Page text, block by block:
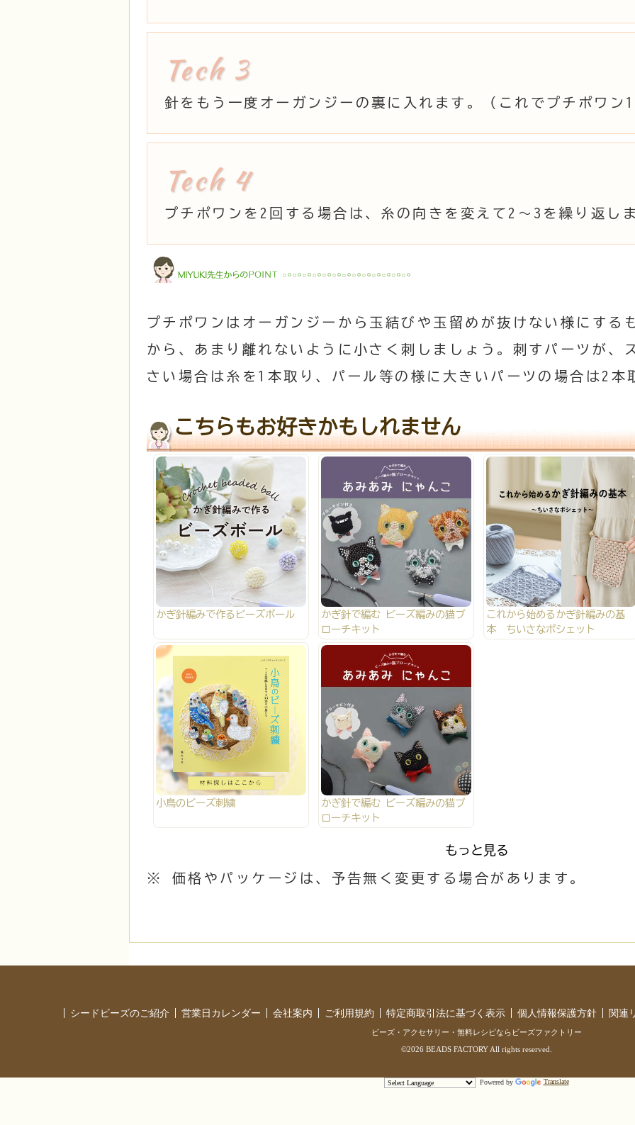
針をもう一度オーガンジーの裏に入れます。（これでプチポワン
プチポワンを2回する場合は、糸の向きを変えて2～3を繰り返し
プチポワンはオーガンジーから玉結びや玉留めが抜けない様にする
から、あまり離れないように小さく刺しましょう。刺すパーツが、
さい場合は糸を1本取り、パール等の様に大きいパーツの場合は2本
こちらもお好きかもしれません
かぎ針編みで作るビーズボール
かぎ針で編む ビーズ編みの猫ブ
ローチキット
これから始めるかぎ針編みの基
本 ちいさなポシェット
小鳥のビーズ刺繍
かぎ針で編む ビーズ編みの猫ブ
ローチキット
もっと見る
※ 価格やパッケージは、予告無く変更する場合があります。
シードビーズのご紹介 営業日カレンダー 会社案内 ご利用規約 特定商取引法に基づく表示 個人情報保護方針 関連
ビーズ・アクセサリー・無料レシピならビーズファクトリー
©2026 BEADS FACTORY All rights reserved.
Powered by Translate